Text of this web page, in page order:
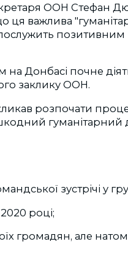
ООН Стефан
ця важлива
на Донбасі почне
заклику ООН.
розпочати
гуманітарний
зустрічі у
році;
громадян, але